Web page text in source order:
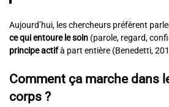
Aujourd’hui, les chercheurs préfèrent
ce qui entoure le soin (parole, regard,
principe actifà part entière (Benedetti,
Comment ça marche dans
corps ?